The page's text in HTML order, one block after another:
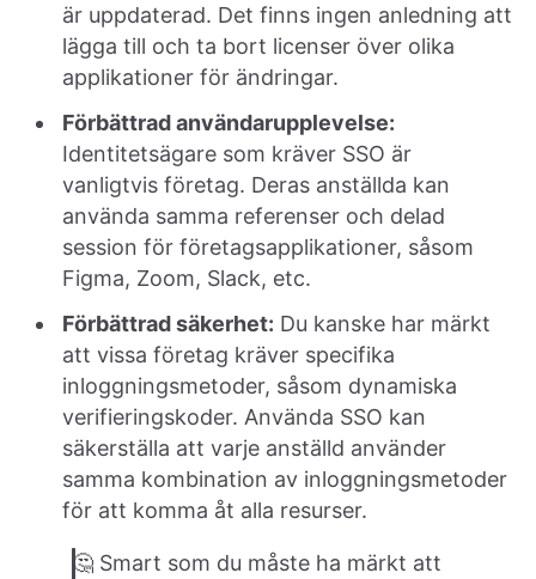
är uppdaterad. Det finns ingen anledning att
lägga till och ta bort licenser över olika
applikationer för ändringar.
Förbättrad användarupplevelse:
Identitetsägare som kräver SSO är
vanligtvis företag. Deras anställda kan
använda samma referenser och delad
session för företagsapplikationer, såsom
Figma, Zoom, Slack, etc.
Förbättrad säkerhet: Du kanske har märkt
att vissa företag kräver specifika
inloggningsmetoder, såsom dynamiska
verifieringskoder. Använda SSO kan
säkerställa att varje anställd använder
samma kombination av inloggningsmetoder
för att komma åt alla resurser.
🤔 Smart som du måste ha märkt att